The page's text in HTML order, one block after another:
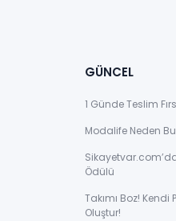
GÜNCEL
1 Günde Teslim
Modalife Neden
Ödülü
Takımı Boz! Kendi
Oluştur!